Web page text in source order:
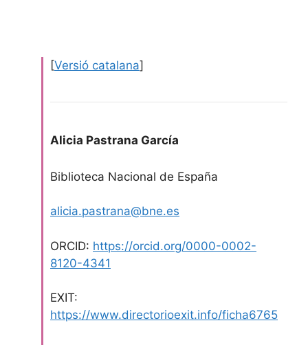
[Versió catalana]
Alicia Pastrana García
Biblioteca Nacional de España
alicia.pastrana@bne.es
ORCID: https://orcid.org/0000-0002-
8120-4341
EXIT:
https://www.directorioexit.info/ficha6765